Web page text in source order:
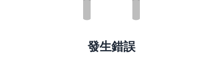
發生錯誤